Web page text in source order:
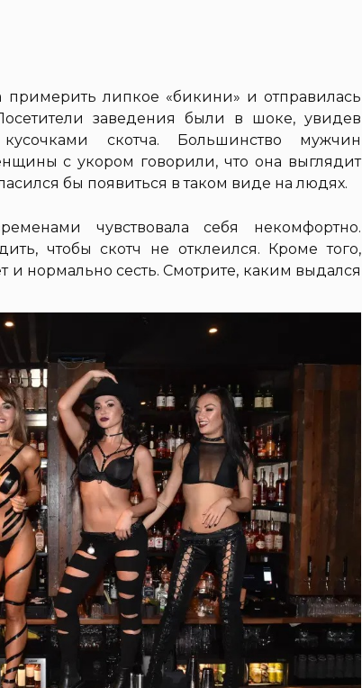
липкое «бикини» и отправилась
заведения были в шоке, увидев
скотча. Большинство мужчин
с укором говорили, что она выглядит
бы появиться в таком виде на людях.
чувствовала себя некомфортно.
чтобы скотч не отклеился. Кроме того,
и нормально сесть. Смотрите, каким выдался